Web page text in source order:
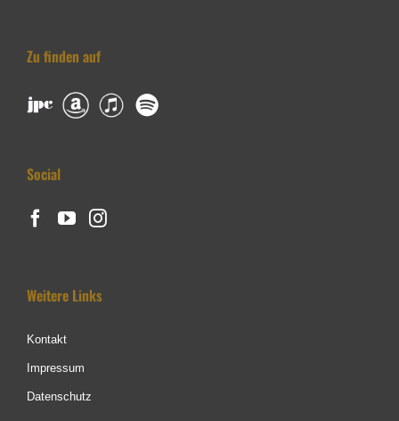
Zu finden auf
Social
Weitere Links
Kontakt
Impressum
Datenschutz